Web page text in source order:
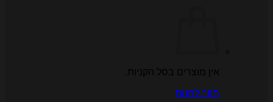
אין מוצרים בסל הקניות.
חזור לחנות